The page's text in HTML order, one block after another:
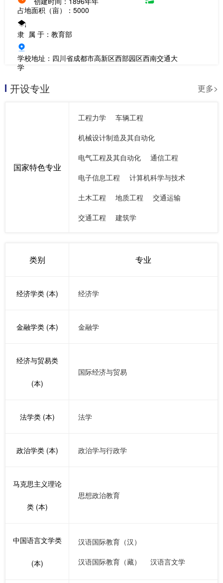
占地面积（亩）：5000
隶 属 于：教育部
学校地址：四川省成都市高新区西部园区西南交通大
学
开设专业 更多>
国家特色专业
工程力学
车辆工程
机械设计制造及其自动化
电气工程及其自动化
通信工程
电子信息工程
计算机科学与技术
土木工程
地质工程
交通运输
交通工程
建筑学
类别 专业
经济学类 (本) 经济学
金融学类 (本) 金融学
经济与贸易类
(本)
国际经济与贸易
法学类 (本) 法学
政治学类 (本) 政治学与行政学
马克思主义理论
类 (本)
思想政治教育
中国语言文学类
(本)
汉语国际教育（汉）
汉语国际教育（藏）
汉语言文学